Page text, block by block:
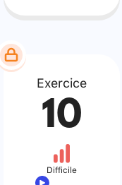
Exercice
10
Difficile